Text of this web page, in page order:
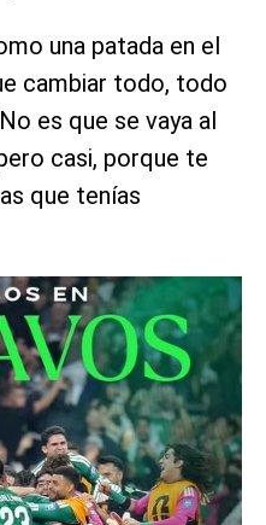
una patada en el
cambiar todo, todo
es que se vaya al
casi, porque te
que tenías